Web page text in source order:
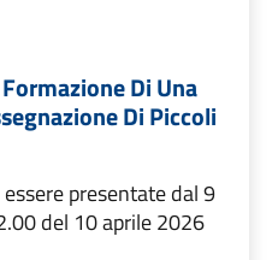
Di Una
Di Piccoli
presentate dal 9
del 10 aprile 2026